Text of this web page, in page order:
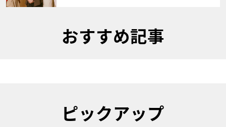
おすすめ記事
ピックアップ